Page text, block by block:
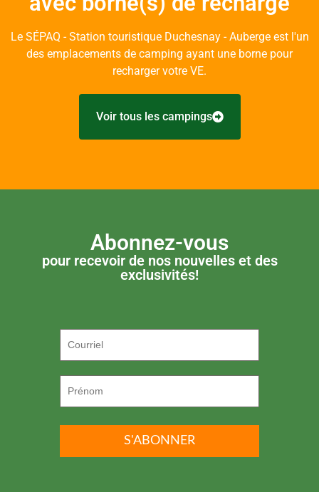
Le SÉPAQ - Station touristique Duchesnay - Auberge est l'un
des emplacements de camping ayant une borne pour
recharger votre VE.
Voir tous les campings
Abonnez-vous
pour recevoir de nos nouvelles et des
exclusivités!